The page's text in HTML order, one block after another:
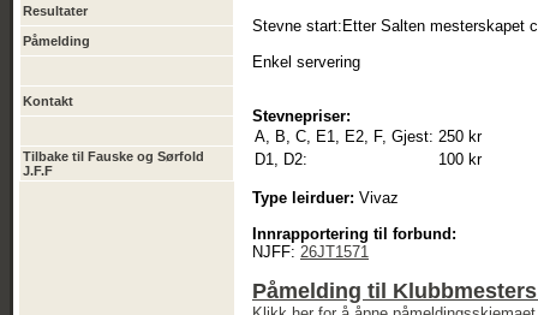
Resultater
Påmelding
Kontakt
Tilbake til Fauske og Sørfold
J.F.F
Stevne start:Etter Salten mesterskapet
Enkel servering
Stevnepriser:
A, B, C, E1, E2, F, Gjest: 250 kr
D1, D2:
100 kr
Type leirduer: Vivaz
Innrapportering til forbund:
NJFF: 26JT1571
Påmelding til